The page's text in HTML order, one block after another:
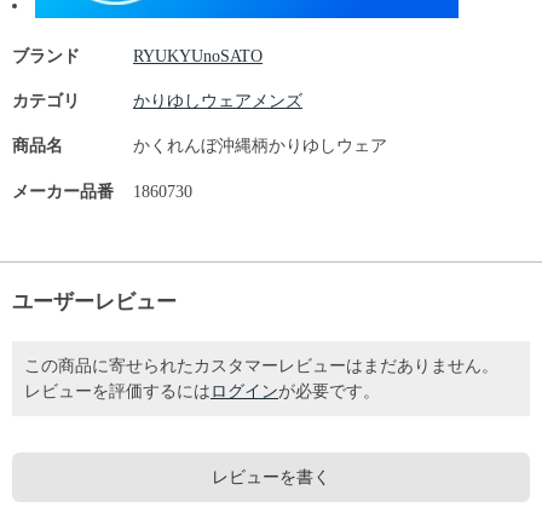
ブランド RYUKYUnoSATO
カテゴリ かりゆしウェアメンズ
商品名 かくれんぼ沖縄柄かりゆしウェア
メーカー品番 1860730
ユーザーレビュー
この商品に寄せられたカスタマーレビューはまだありません。
レビューを評価するには ログインが必要です。
レビューを書く